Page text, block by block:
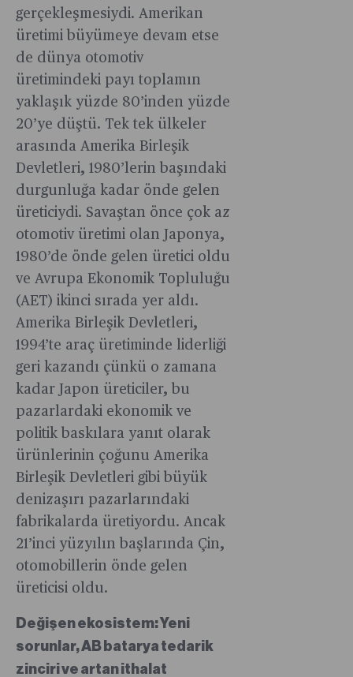
gerçekleşmesiydi. Amerikan
üretimi büyümeye devam etse
de dünya otomotiv
üretimindeki payı toplamın
yaklaşık yüzde 80’inden yüzde
20’ye düştü. Tek tek ülkeler
arasında Amerika Birleşik
Devletleri, 1980’lerin başındaki
durgunluğa kadar önde gelen
üreticiydi. Savaştan önce çok az
otomotiv üretimi olan Japonya,
1980’de önde gelen üretici oldu
ve Avrupa Ekonomik Topluluğu
(AET) ikinci sırada yer aldı.
Amerika Birleşik Devletleri,
1994’te araç üretiminde liderliği
geri kazandı çünkü o zamana
kadar Japon üreticiler, bu
pazarlardaki ekonomik ve
politik baskılara yanıt olarak
ürünlerinin çoğunu Amerika
Birleşik Devletleri gibi büyük
denizaşırı pazarlarındaki
fabrikalarda üretiyordu. Ancak
21’inci yüzyılın başlarında Çin,
otomobillerin önde gelen
üreticisi oldu.
Değişen ekosistem: Yeni
sorunlar, AB batarya tedarik
zinciri ve artan ithalat